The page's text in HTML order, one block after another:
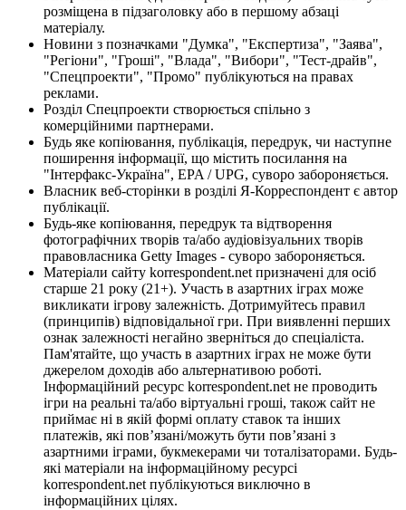
розміщена в підзаголовку або в першому абзаці
матеріалу.
Новини з позначками "Думка", "Експертиза", "Заява",
"Регіони", "Гроші", "Влада", "Вибори", "Тест-драйв",
"Спецпроекти", "Промо" публікуються на правах
реклами.
Розділ Спецпроекти створюється спільно з
комерційними партнерами.
Будь яке копіювання, публікація, передрук, чи наступне
поширення інформації, що містить посилання на
"Інтерфакс-Україна", EPA / UPG, суворо забороняється.
Власник веб-сторінки в розділі Я-Корреспондент є автор
публікації.
Будь-яке копіювання, передрук та відтворення
фотографічних творів та/або аудіовізуальних творів
правовласника Getty Images - суворо забороняється.
Матеріали сайту korrespondent.net призначені для осіб
старше 21 року (21+). Участь в азартних іграх може
викликати ігрову залежність. Дотримуйтесь правил
(принципів) відповідальної гри. При виявленні перших
ознак залежності негайно зверніться до спеціаліста.
Пам'ятайте, що участь в азартних іграх не може бути
джерелом доходів або альтернативою роботі.
Інформаційний ресурс korrespondent.net не проводить
ігри на реальні та/або віртуальні гроші, також сайт не
приймає ні в якій формі оплату ставок та інших
платежів, які пов’язані/можуть бути пов’язані з
азартними іграми, букмекерами чи тоталізаторами. Будь-
які матеріали на інформаційному ресурсі
korrespondent.net публікуються виключно в
інформаційних цілях.